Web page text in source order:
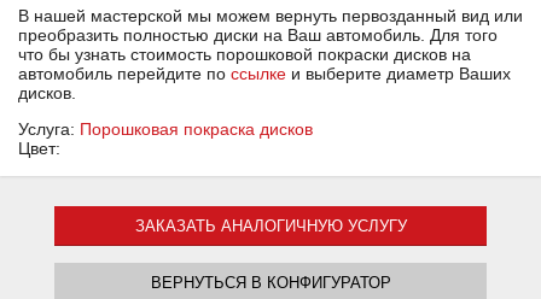
В нашей мастерской мы можем вернуть первозданный вид или
преобразить полностью диски на Ваш автомобиль. Для того
что бы узнать стоимость порошковой покраски дисков на
автомобиль перейдите по ссылке и выберите диаметр Ваших
дисков.
Услуга: Порошковая покраска дисков
Цвет:
ЗАКАЗАТЬ АНАЛОГИЧНУЮ УСЛУГУ
ВЕРНУТЬСЯ В КОНФИГУРАТОР